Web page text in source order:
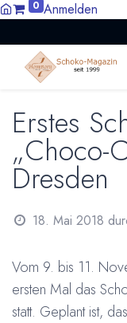
0 Anmelden
Erstes
„Choco-
Dresden
18. Mai 2018
Vom 9. bis 11.
ersten Mal das
statt. Geplant ist,